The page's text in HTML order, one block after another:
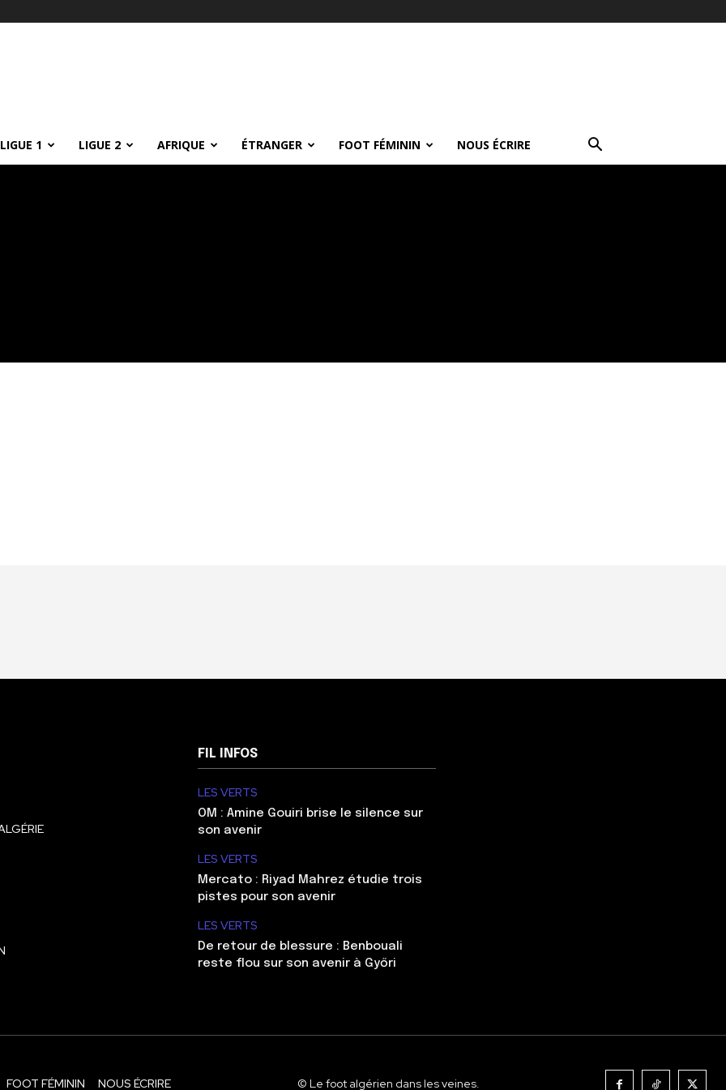
LIGUE 1 LIGUE 2 AFRIQUE ÉTRANGER FOOT FÉMININ NOUS ÉCRIRE
FIL INFOS
LES VERTS
OM : Amine Gouiri brise le silence sur
son avenir
LES VERTS
Mercato : Riyad Mahrez étudie trois
pistes pour son avenir
LES VERTS
De retour de blessure : Benbouali
reste flou sur son avenir à Győri
FOOT FÉMININ NOUS ÉCRIRE © Le foot algérien dans les veines.